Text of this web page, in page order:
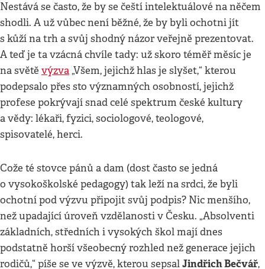
Nestává se často, že by se čeští intelektuálové na něčem
shodli. A už vůbec není běžné, že by byli ochotni jít
s kůží na trh a svůj shodný názor veřejně prezentovat.
A teď je ta vzácná chvíle tady: už skoro téměř měsíc je
na světě výzva„Všem, jejichž hlas je slyšet,“ kterou
podepsalo přes sto významných osobností, jejichž
profese pokrývají snad celé spektrum české kultury
a vědy: lékaři, fyzici, sociologové, teologové,
spisovatelé, herci.
Cože té stovce pánů a dam (dost často se jedná
o vysokoškolské pedagogy) tak leží na srdci, že byli
ochotní pod výzvu připojit svůj podpis? Nic menšího,
než upadající úroveň vzdělanosti v Česku. „Absolventi
základních, středních i vysokých škol mají dnes
podstatně horší všeobecný rozhled než generace jejich
rodičů,“ píše se ve výzvě, kterou sepsalJindřich Bečvář,